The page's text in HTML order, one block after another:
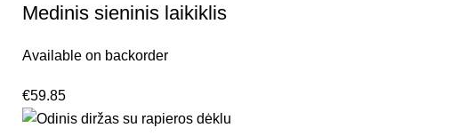
Medinis sieninis laikiklis
Available on backorder
€59.85